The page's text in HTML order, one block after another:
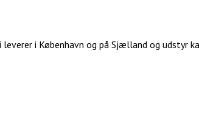
i København og på Sjælland og udstyr